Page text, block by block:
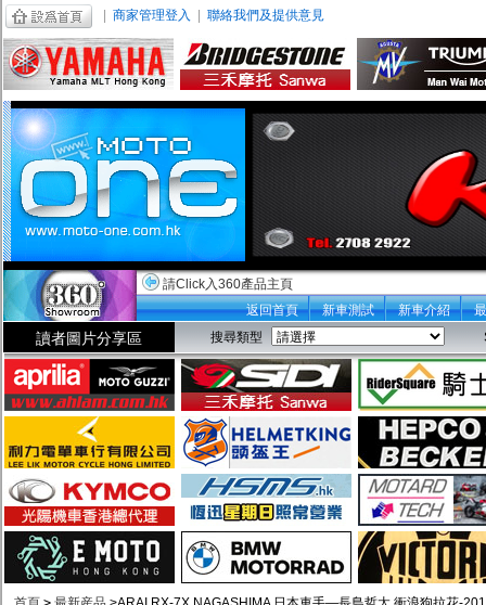
商家管理登入 聯絡我們及提供意見
請Click入360產品主頁
返回首頁
新車測試 新車介紹
讀者圖片分享區 搜尋類型